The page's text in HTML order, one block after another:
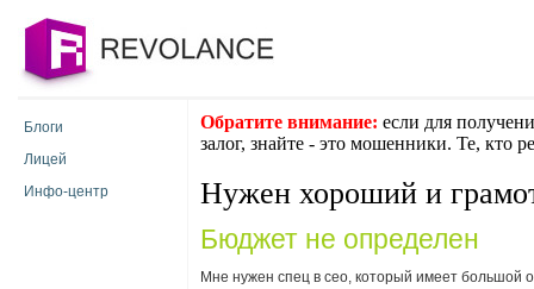
Блоги
Лицей
Инфо-центр
Обратите внимание: если для
залог, знайте - это мошенники. Те, кто
Нужен хороший и
Бюджет не определен
Мне нужен спец в сео, который имеет большой